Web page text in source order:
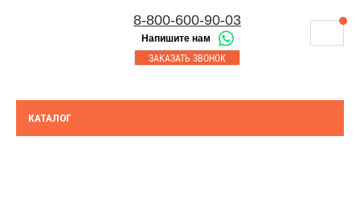
8-800-600-90-03
Напишите нам
ЗАКАЗАТЬ ЗВОНОК
Корзина
ОПЛАТА
8-843-230-17-45
Казань
Набережные Челны
КАТАЛОГ